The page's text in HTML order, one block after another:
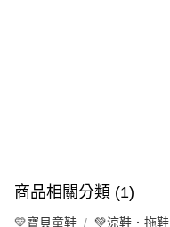
商品相關分類 (1)
💛寶貝童鞋 💚涼鞋．拖鞋